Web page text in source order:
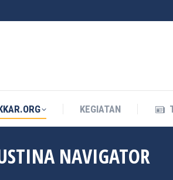
KEGIATAN
NAVIGATOR
KEGIATAN